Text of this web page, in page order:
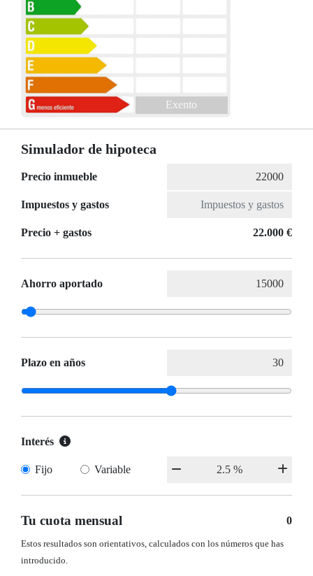
Exento
Simulador de hipoteca
Precio inmueble
Impuestos y gastos
Precio + gastos 22.000 €
Ahorro aportado
Plazo en años
Interés
Fijo Variable
Tu cuota mensual 0
Estos resultados son orientativos, calculados con los números que has
introducido.